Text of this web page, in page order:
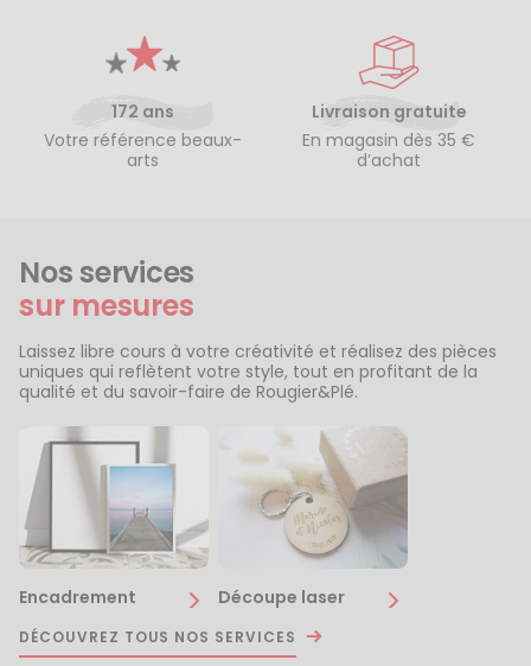
172 ans
Votre référence beaux-
arts
Livraison gratuite
En magasin dès 35 €
d’achat
Nos services
sur mesures
Laissez libre cours à votre créativité et réalisez des pièces
uniques qui reflètent votre style, tout en profitant de la
qualité et du savoir-faire de Rougier&Plé.
Encadrement Découpe laser
DÉCOUVREZ TOUS NOS SERVICES